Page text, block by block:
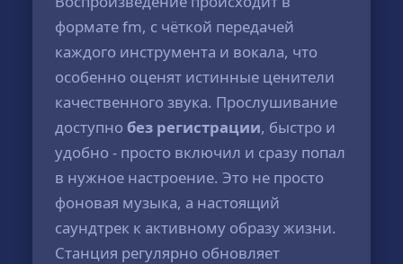
формате fm, с чёткой передачей
каждого инструмента и вокала, что
особенно оценят истинные ценители
качественного звука. Прослушивание
доступнобез регистрации, быстро и
удобно - просто включил и сразу попал
в нужное настроение. Это не просто
фоновая музыка, а настоящий
саундтрек к активному образу жизни.
Станция регулярно обновляет